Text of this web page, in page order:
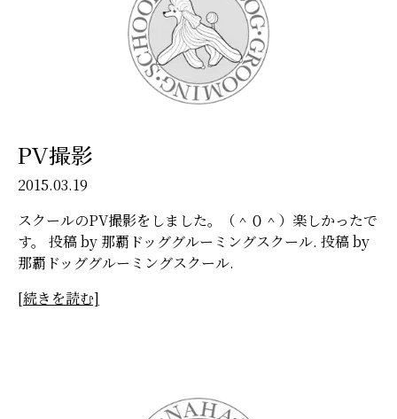
PV撮影
2015.03.19
スクールのPV撮影をしました。（＾０＾）楽しかったで
す。 投稿 by 那覇ドッググルーミングスクール. 投稿 by
那覇ドッググルーミングスクール.
[続きを読む]